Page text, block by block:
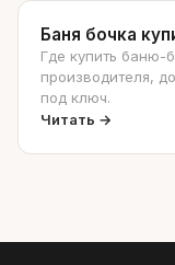
Баня бочка
Где купить баню-
производителя,
под ключ.
Читать →